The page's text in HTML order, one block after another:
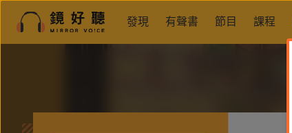
發現 有聲書 節目 課程